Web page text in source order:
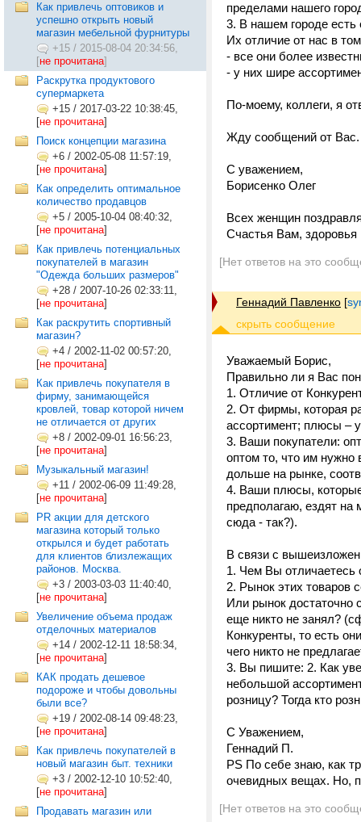
Как привлечь оптовиков и
успешно открыть новый
магазин мебельной фурнитуры
+15 / 2015-08-04 20:34:56,
[не прочитана]
Раскрутка продуктового
супермаркета
+15 / 2017-03-22 10:38:45,
[не прочитана]
Поиск концепции магазина
+6 / 2002-05-08 11:57:19,
[не прочитана]
Как определить оптимальное
количество продавцов
+5 / 2005-10-04 08:40:32,
[не прочитана]
Как привлечь потенциальных
покупателей в магазин
"Одежда больших размеров"
+28 / 2007-10-26 02:33:11,
[не прочитана]
Как раскрутить спортивный
магазин?
+4 / 2002-11-02 00:57:20,
[не прочитана]
Как привлечь покупателя в
фирму, занимающейся
кровлей, товар которой ничем
не отличается от других
+8 / 2002-09-01 16:56:23,
[не прочитана]
Музыкальный магазин!
+11 / 2002-06-09 11:49:28,
[не прочитана]
PR акции для детского
магазина который только
открылся и будет работать
для клиентов близлежащих
районов. Москва.
+3 / 2003-03-03 11:40:40,
[не прочитана]
Увеличение объема продаж
отделочных материалов
+14 / 2002-12-11 18:58:34,
[не прочитана]
КАК продать дешевое
подороже и чтобы довольны
были все?
+19 / 2002-08-14 09:48:23,
[не прочитана]
Как привлечь покупателей в
новый магазин быт. техники
+3 / 2002-12-10 10:52:40,
[не прочитана]
Продавать магазин или
пределами нашего
3. В нашем городе
Их отличие от нас в
- все они более
- у них шире
По-моему, коллеги, я
Жду сообщений от Вас.
С уважением,
Борисенко Олег
Всех женщин
Счастья Вам,
[Нет ответов на это
Геннадий Павленко [
Уважаемый Борис,
Правильно ли я Вас
1. Отличие от
2. От фирмы, которая
ассортимент; плюсы –
3. Ваши покупатели:
оптом то, что им
дольше на рынке,
4. Ваши плюсы,
предполагаю, ездят
сюда - так?).
В связи с
1. Чем Вы отличаетесь
2. Рынок этих товаров
Или рынок достаточно
еще никто не занял?
Конкуренты, то есть
чего никто не
3. Вы пишите: 2. Как
небольшой
розницу? Тогда кто
С Уважением,
Геннадий П.
PS По себе знаю, как
очевидных вещах. Но,
[Нет ответов на это